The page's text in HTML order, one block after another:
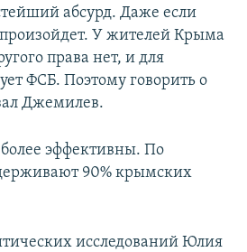
абсурд. Даже если
У жителей Крыма
права нет, и для
ФСБ. Поэтому говорить о
Джемилев.
эффективны. По
90% крымских
исследований Юлия